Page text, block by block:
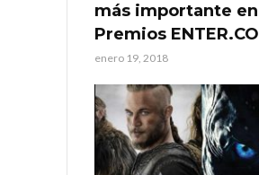
más importante
Premios ENTER.CO
enero 19, 2018